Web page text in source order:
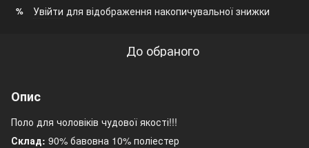
% Увійти для відображення накопичувальної знижки
До обраного
Опис
Поло для чоловіків чудової якості!!!
Склад: 90% бавовна 10% поліестер